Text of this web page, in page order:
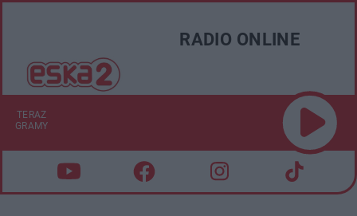
RADIO ONLINE
TERAZ
GRAMY